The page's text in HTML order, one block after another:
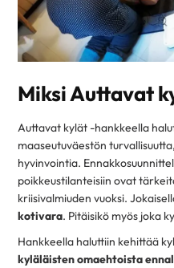
Miksi Auttavat
Auttavat kylät -hankkeella
maaseutuväestön
hyvinvointia.
poikkeustilanteisiin ovat
kriisivalmiuden vuoksi.
kotivara. Pitäisikö myös joka
Hankkeella haluttiin kehittää
kyläläisten omaehtoista